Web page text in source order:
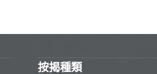
按揭種類